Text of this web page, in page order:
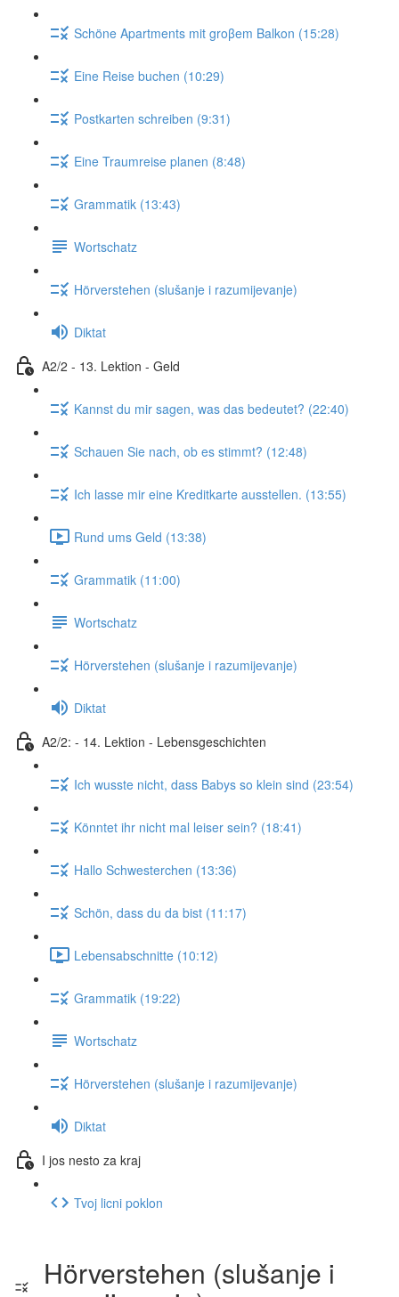
Schöne Apartments mit groβem Balkon (15:28)
Eine Reise buchen (10:29)
Postkarten schreiben (9:31)
Eine Traumreise planen (8:48)
Grammatik (13:43)
Wortschatz
Hörverstehen (slušanje i razumijevanje)
Diktat
A2/2 - 13. Lektion - Geld
Kannst du mir sagen, was das bedeutet? (22:40)
Schauen Sie nach, ob es stimmt? (12:48)
Ich lasse mir eine Kreditkarte ausstellen. (13:55)
Rund ums Geld (13:38)
Grammatik (11:00)
Wortschatz
Hörverstehen (slušanje i razumijevanje)
Diktat
A2/2: - 14. Lektion - Lebensgeschichten
Ich wusste nicht, dass Babys so klein sind (23:54)
Könntet ihr nicht mal leiser sein? (18:41)
Hallo Schwesterchen (13:36)
Schön, dass du da bist (11:17)
Lebensabschnitte (10:12)
Grammatik (19:22)
Wortschatz
Hörverstehen (slušanje i razumijevanje)
Diktat
I jos nesto za kraj
Tvoj licni poklon
Hörverstehen (slušanje i